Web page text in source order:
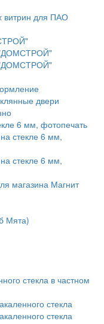
витрин для ПАО
"ДОМСТРОЙ"
"ДОМСТРОЙ"
двери
6 мм, фотопечать
стекле 6 мм,
стекле 6 мм,
магазина Магнит
Мята)
стекла в частном
стекла
стекла